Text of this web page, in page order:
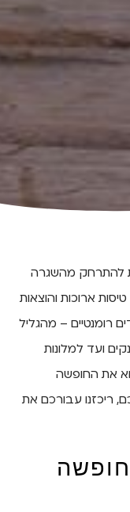
להתרחק מהשגרה
ארוכות והוצאות
רומנטיים – מהגליל
ועד למלונות
את החופשה
ריכזנו עבורכם את